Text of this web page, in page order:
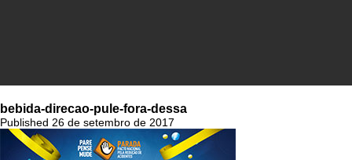
bebida-direcao-pule-fora-dessa
Published 26 de setembro de 2017